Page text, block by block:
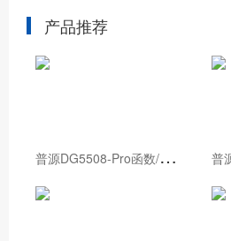
产品推荐
普
源DG5508-Pro函数/任意波形发生器